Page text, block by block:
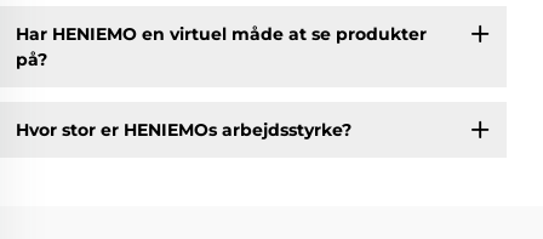
Har HENIEMO en virtuel måde at se produkter
på?
Hvor stor er HENIEMOs arbejdsstyrke?